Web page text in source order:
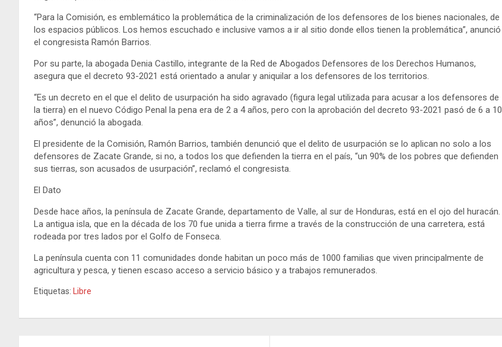
“Para la Comisión, es emblemático la problemática de la criminalización de los defensores de los bienes nacionales, de
los espacios públicos. Los hemos escuchado e inclusive vamos a ir al sitio donde ellos tienen la problemática”, anunció
el congresista Ramón Barrios.
Por su parte, la abogada Denia Castillo, integrante de la Red de Abogados Defensores de los Derechos Humanos,
asegura que el decreto 93-2021 está orientado a anular y aniquilar a los defensores de los territorios.
“Es un decreto en el que el delito de usurpación ha sido agravado (figura legal utilizada para acusar a los defensores de
la tierra) en el nuevo Código Penal la pena era de 2 a 4 años, pero con la aprobación del decreto 93-2021 pasó de 6 a 10
años”, denunció la abogada.
El presidente de la Comisión, Ramón Barrios, también denunció que el delito de usurpación se lo aplican no solo a los
defensores de Zacate Grande, si no, a todos los que defienden la tierra en el país, “un 90% de los pobres que defienden
sus tierras, son acusados de usurpación”, reclamó el congresista.
El Dato
Desde hace años, la península de Zacate Grande, departamento de Valle, al sur de Honduras, está en el ojo del huracán.
La antigua isla, que en la década de los 70 fue unida a tierra firme a través de la construcción de una carretera, está
rodeada por tres lados por el Golfo de Fonseca.
La península cuenta con 11 comunidades donde habitan un poco más de 1000 familias que viven principalmente de
agricultura y pesca, y tienen escaso acceso a servicio básico y a trabajos remunerados.
Etiquetas: Libre